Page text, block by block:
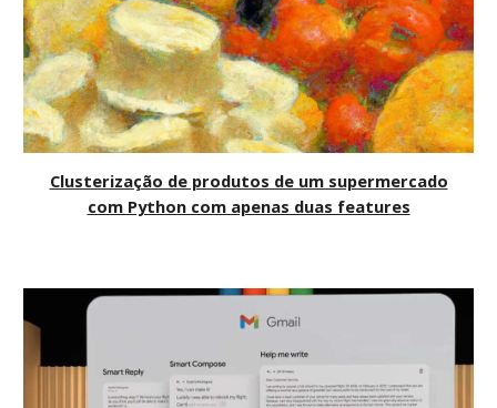
Clusterização de produtos de um supermercado
com Python com apenas duas features